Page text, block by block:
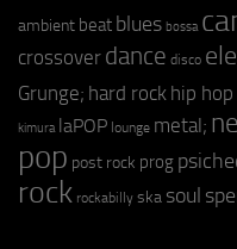
ambient beat blues bossa
crossover dance disco
Grunge; hard rock hip hop
kimura laPOP lounge metal;
pop post rock prog
rock rockabilly ska soul